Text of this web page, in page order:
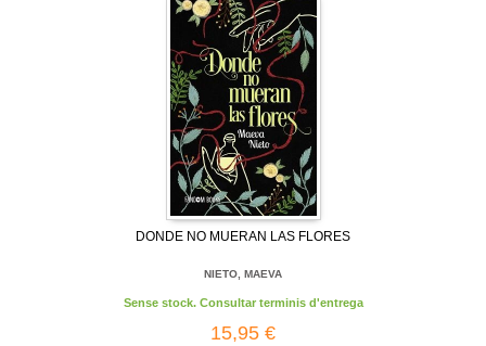
DONDE NO MUERAN LAS FLORES
NIETO, MAEVA
Sense stock. Consultar terminis d'entrega
15,95 €